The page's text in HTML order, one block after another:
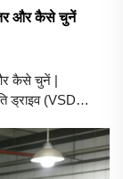
और कैसे चुनें
कैसे चुनें |
ड्राइव (VSD)